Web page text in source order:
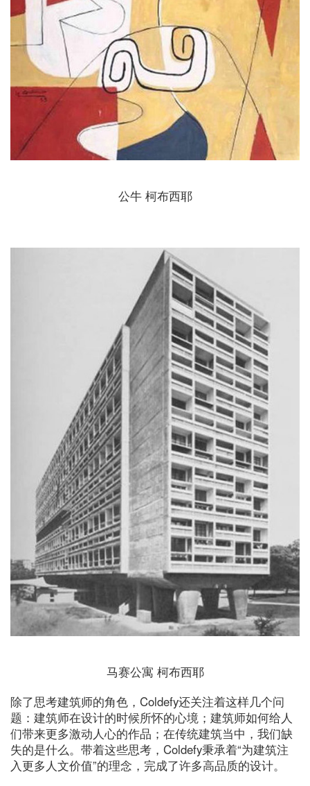
公牛 柯布西耶
马赛公寓 柯布西耶
除了思考建筑师的角色，Coldefy还关注着这样几个问
题：建筑师在设计的时候所怀的心境；建筑师如何给人
们带来更多激动人心的作品；在传统建筑当中，我们缺
失的是什么。带着这些思考，Coldefy秉承着“为建筑注
入更多人文价值”的理念，完成了许多高品质的设计。